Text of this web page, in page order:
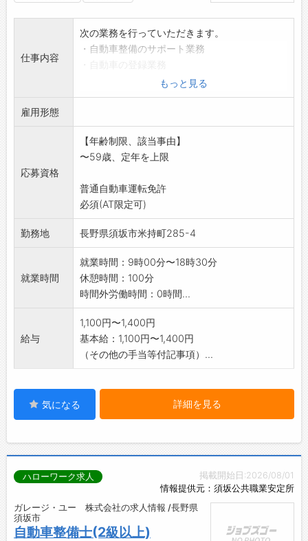
仕事内容
次の業務を行っていただきます。
・自動車整備のサポート業務
・自動車の販売関わるサポート業務
・来客時の対応
変更範囲:変更なし
もっと見る
雇用形態
応募資格
【年齢制限、該当事由】
〜59歳、定年を上限
普通自動車運転免許
必須(AT限定可)
勤務地 長野県須坂市米持町285-4
就業時間
就業時間：9時00分〜18時30分
休憩時間：100分
時間外労働時間：0時間...
給与
1,100円〜1,400円
基本給：1,100円〜1,400円
（その他の手当等付記事項）...
気になる 詳細を見る
掲載開始日:2026/08/01
情報提供元：須坂公共職業安定所
ハローワーク求人
ガレージ・ユー 株式会社の求人情報 /長野県
須坂市
自動車整備士(2級以上)